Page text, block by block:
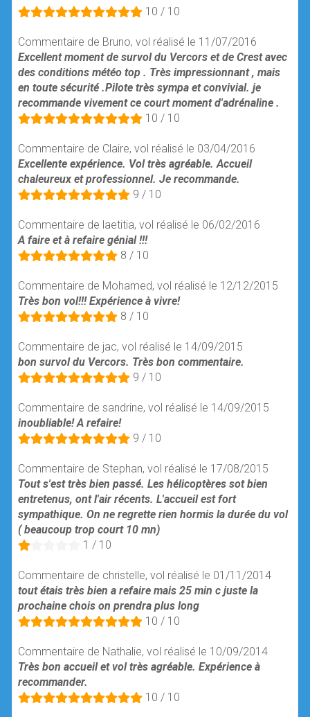
10 / 10
Commentaire de Bruno, vol réalisé le 11/07/2016
Excellent moment de survol du Vercors et de Crest avec
des conditions météo top . Très impressionnant , mais
en toute sécurité .Pilote très sympa et convivial. je
recommande vivement ce court moment d'adrénaline .
10 / 10
Commentaire de Claire, vol réalisé le 03/04/2016
Excellente expérience. Vol très agréable. Accueil
chaleureux et professionnel. Je recommande.
9 / 10
Commentaire de laetitia, vol réalisé le 06/02/2016
A faire et à refaire génial !!!
8 / 10
Commentaire de Mohamed, vol réalisé le 12/12/2015
Très bon vol!!! Expérience à vivre!
8 / 10
Commentaire de jac, vol réalisé le 14/09/2015
bon survol du Vercors. Très bon commentaire.
9 / 10
Commentaire de sandrine, vol réalisé le 14/09/2015
inoubliable! A refaire!
9 / 10
Commentaire de Stephan, vol réalisé le 17/08/2015
Tout s'est très bien passé. Les hélicoptères sot bien
entretenus, ont l'air récents. L'accueil est fort
sympathique. On ne regrette rien hormis la durée du vol
( beaucoup trop court 10 mn)
1 / 10
Commentaire de christelle, vol réalisé le 01/11/2014
tout étais très bien a refaire mais 25 min c juste la
prochaine chois on prendra plus long
10 / 10
Commentaire de Nathalie, vol réalisé le 10/09/2014
Très bon accueil et vol très agréable. Expérience à
recommander.
10 / 10